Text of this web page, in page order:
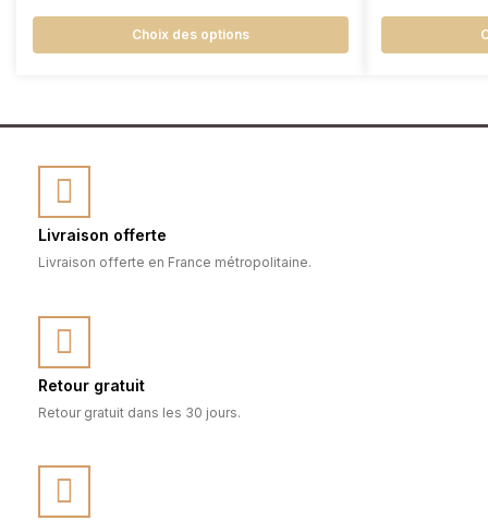
Choix des options
Livraison offerte
Livraison offerte en France métropolitaine.
Retour gratuit
Retour gratuit dans les 30 jours.